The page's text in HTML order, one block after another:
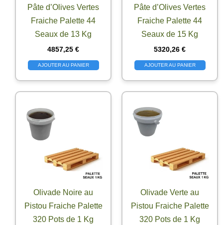
Pâte d’Olives Vertes
Fraiche Palette 44
Seaux de 13 Kg
4857,25 €
AJOUTER AU PANIER
Pâte d’Olives Vertes
Fraiche Palette 44
Seaux de 15 Kg
5320,26 €
AJOUTER AU PANIER
Olivade Noire au
Pistou Fraiche Palette
320 Pots de 1 Kg
Olivade Verte au
Pistou Fraiche Palette
320 Pots de 1 Kg